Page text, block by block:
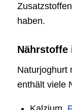
haben.
Nährstoffe
Naturjoghurt
enthält viele